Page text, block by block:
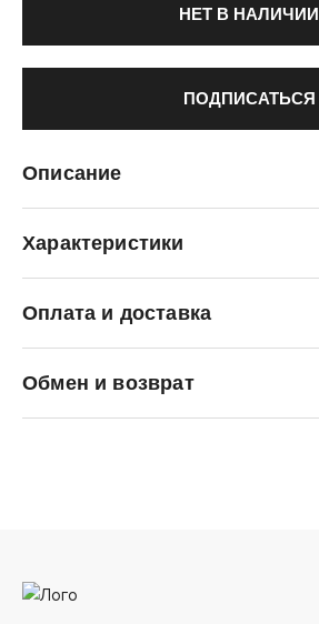
НЕТ В НАЛИЧИИ
ПОДПИСАТЬСЯ
Описание
Характеристики
Оплата и доставка
Обмен и возврат